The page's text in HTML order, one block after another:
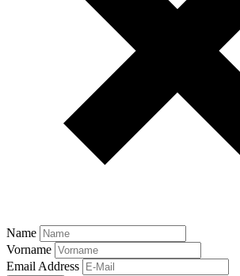
Name
Vorname
Email Address